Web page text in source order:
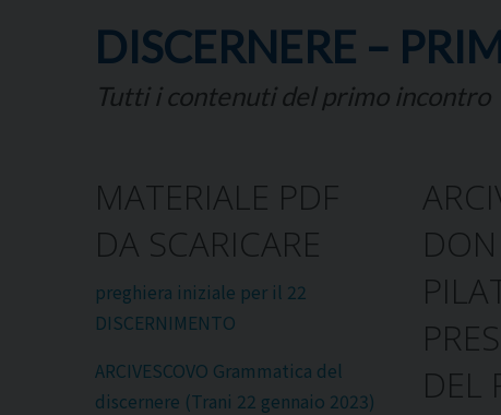
DISCERNERE –
Tutti i contenuti del primo
MATERIALE PDF
DA SCARICARE
preghiera iniziale per il 22
DISCERNIMENTO
ARCIVESCOVO Grammatica del
discernere (Trani 22 gennaio 2023)
DEL